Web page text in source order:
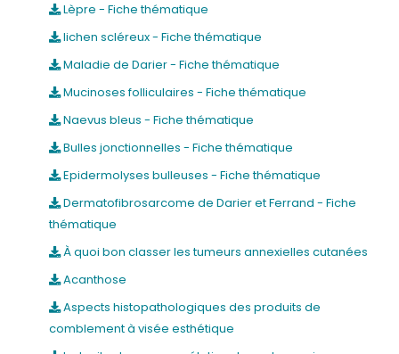
Lèpre - Fiche thématique
lichen scléreux - Fiche thématique
Maladie de Darier - Fiche thématique
Mucinoses folliculaires - Fiche thématique
Naevus bleus - Fiche thématique
Bulles jonctionnelles - Fiche thématique
Epidermolyses bulleuses - Fiche thématique
Dermatofibrosarcome de Darier et Ferrand - Fiche
thématique
À quoi bon classer les tumeurs annexielles cutanées
Acanthose
Aspects histopathologiques des produits de
comblement à visée esthétique